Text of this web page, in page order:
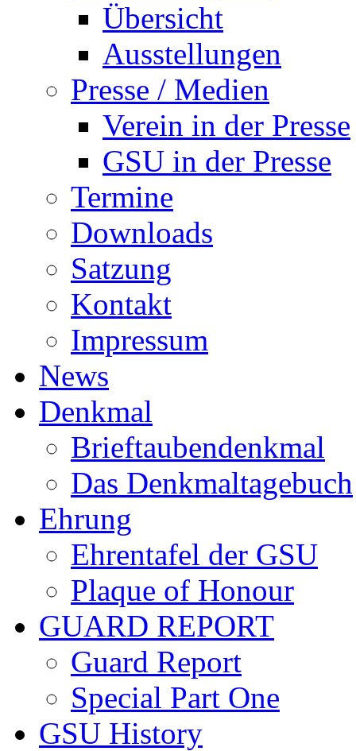
Übersicht
Ausstellungen
Presse / Medien
Verein in der Presse
GSU in der Presse
Termine
Downloads
Satzung
Kontakt
Impressum
News
Denkmal
Brieftaubendenkmal
Das Denkmaltagebuch
Ehrung
Ehrentafel der GSU
Plaque of Honour
GUARD REPORT
Guard Report
Special Part One
GSU History